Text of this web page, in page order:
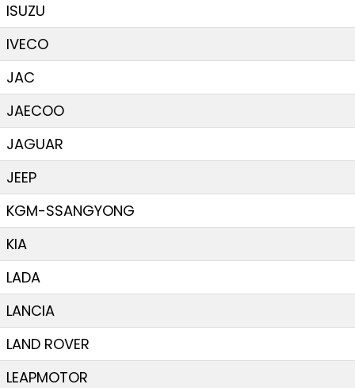
ISUZU
IVECO
JAC
JAECOO
JAGUAR
JEEP
KGM-SSANGYONG
KIA
LADA
LANCIA
LAND ROVER
LEAPMOTOR